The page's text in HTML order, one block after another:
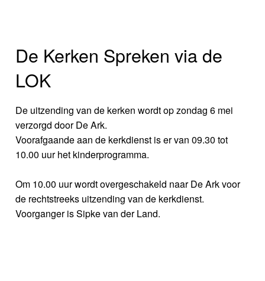
De Kerken Spreken via de
LOK
De uitzending van de kerken wordt op zondag 6 mei
verzorgd door De Ark.
Voorafgaande aan de kerkdienst is er van 09.30 tot
10.00 uur het kinderprogramma.
Om 10.00 uur wordt overgeschakeld naar De Ark voor
de rechtstreeks uitzending van de kerkdienst.
Voorganger is Sipke van der Land.